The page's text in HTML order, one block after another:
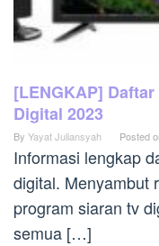
[LENGKAP]
Digital 2023
By Yayat Juliansyah Posted
Informasi lengkap
digital. Menyambut
program siaran tv
semua […]